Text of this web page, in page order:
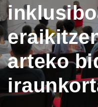
arteko